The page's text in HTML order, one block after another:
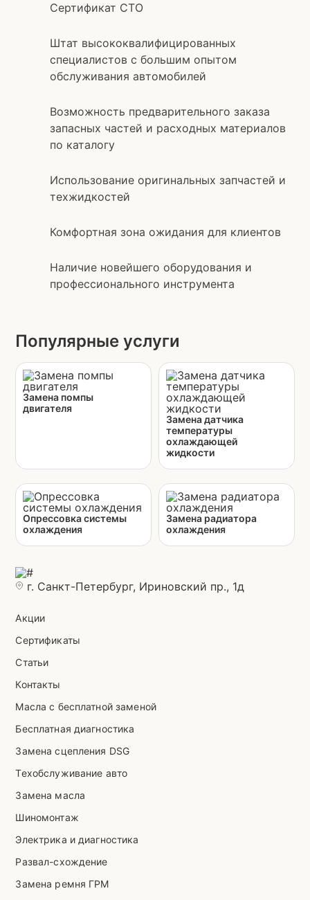
Сертификат СТО
Штат высококвалифицированных
специалистов с большим опытом
обслуживания автомобилей
Возможность предварительного заказа
запасных частей и расходных материалов
по каталогу
Использование оригинальных запчастей и
техжидкостей
Комфортная зона ожидания для клиентов
Наличие новейшего оборудования и
профессионального инструмента
Популярные услуги
Замена помпы
двигателя
Замена датчика
температуры
охлаждающей
жидкости
Опрессовка системы
охлаждения
Замена радиатора
охлаждения
г. Санкт-Петербург, Ириновский пр., 1д
Акции
Сертификаты
Статьи
Контакты
Масла с бесплатной заменой
Бесплатная диагностика
Замена сцепления DSG
Техобслуживание авто
Замена масла
Шиномонтаж
Электрика и диагностика
Развал-схождение
Замена ремня ГРМ